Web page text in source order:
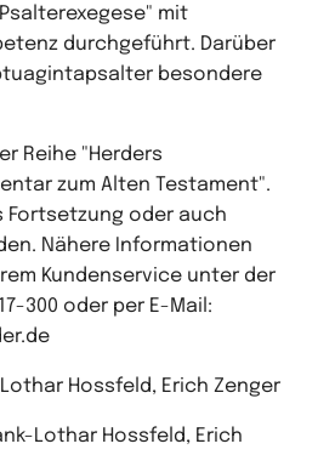
mit
durchgeführt. Darüber
besondere
Reihe "Herders
zum Alten Testament".
Fortsetzung oder auch
Nähere Informationen
Kundenservice unter der
300 oder per E-Mail:
Hossfeld, Erich Zenger
Lothar Hossfeld, Erich